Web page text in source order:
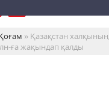
» Қазақстан халқының
ға жақындап қалды